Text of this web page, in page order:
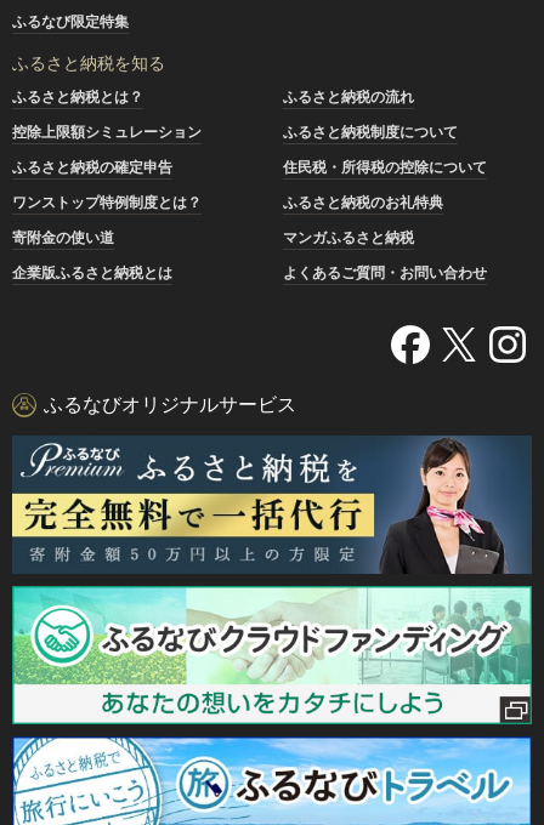
ふるなび限定特集
ふるさと納税を知る
ふるさと納税とは？
ふるさと納税の流れ
控除上限額シミュレーション
ふるさと納税制度について
ふるさと納税の確定申告
住民税・所得税の控除について
ワンストップ特例制度とは？
ふるさと納税のお礼特典
寄附金の使い道
マンガふるさと納税
企業版ふるさと納税とは
よくあるご質問・お問い合わせ
ふるなびオリジナルサービス